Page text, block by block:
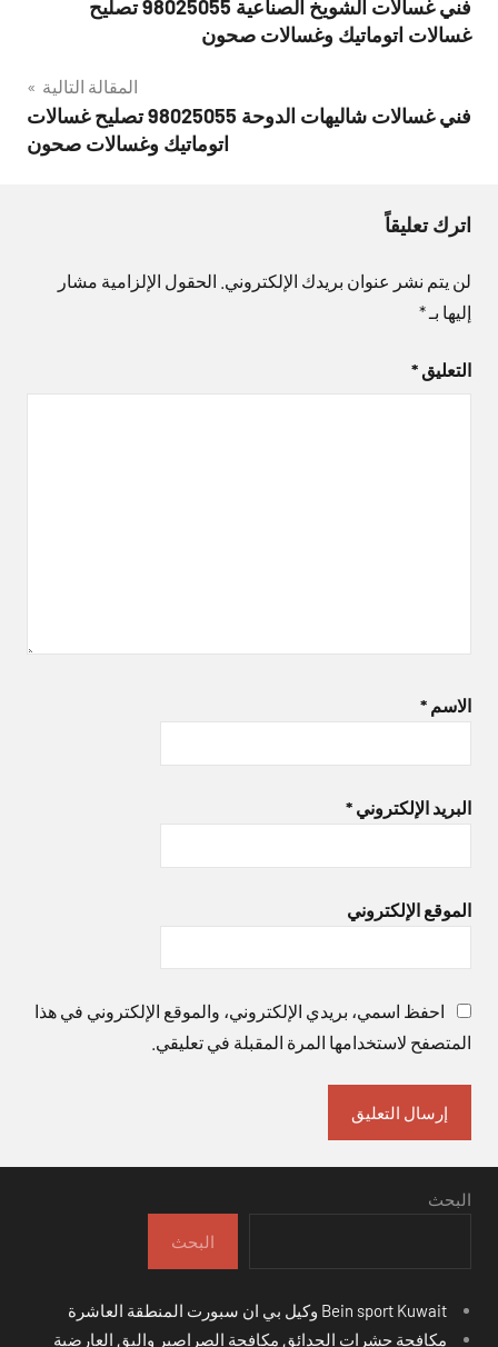
المقالات
فني غسالات الشويخ الصناعية 98025055 تصليح
غسالات اتوماتيك وغسالات صحون
المقالة التالية
فني غسالات شاليهات الدوحة 98025055 تصليح غسالات
اتوماتيك وغسالات صحون
اترك تعليقاً
لن يتم نشر عنوان بريدك الإلكتروني. الحقول الإلزامية مشار
إليها بـ*
التعليق *
الاسم *
البريد الإلكتروني *
الموقع الإلكتروني
احفظ اسمي، بريدي الإلكتروني، والموقع الإلكتروني في هذا
المتصفح لاستخدامها المرة المقبلة في تعليقي.
البحث
البحث
مكافحة حشرات الحدائق مكافحة الصراصير والبق العارضية